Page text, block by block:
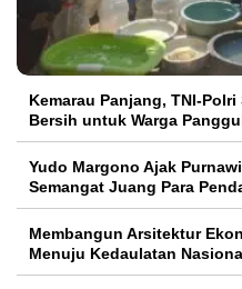
Kemarau Panjang, TNI-
Bersih untuk Warga
Yudo Margono Ajak
Semangat Juang Para
Membangun Arsitektur
Menuju Kedaulatan